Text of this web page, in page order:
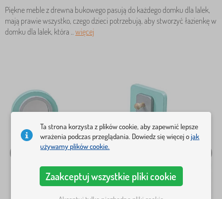
Piękne meble z drewna bukowego pasują do każdego domku dla lalek,
mają prawie wszystko, czego dzieci potrzebują, aby stworzyć łazienkę w
domku dla lalek, która .. więcej
Ta strona korzysta z plików cookie, aby zapewnić lepsze
wrażenia podczas przeglądania. Dowiedz się więcej ojak
używamy plików cookie.
Zaakceptuj wszystkie pliki cookie